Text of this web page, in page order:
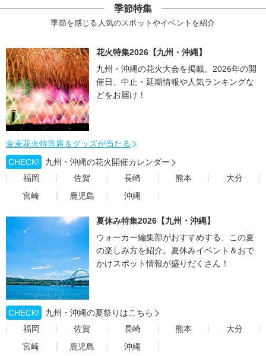
季節特集
季節を感じる人気のスポットやイベントを紹介
花火特集2026【九州・沖縄】
九州・沖縄の花火大会を掲載。2026年の開
催日、中止・延期情報や人気ランキングな
どをお届け！
金麦花火特等席＆グッズが当たる
CHECK!
九州・沖縄の花火開催カレンダー
福岡
佐賀 長崎 熊本
大分
宮崎
鹿児島 沖縄
夏休み特集2026【九州・沖縄】
ウォーカー編集部がおすすめする、この夏
の楽しみ方を紹介。夏休みイベント＆おで
かけスポット情報が盛りだくさん！
CHECK!
九州・沖縄の夏祭りはこちら
福岡
佐賀 長崎 熊本
大分
宮崎
鹿児島 沖縄